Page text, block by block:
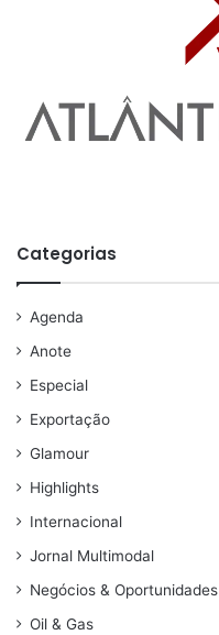
Categorias
Agenda
Anote
Especial
Exportação
Glamour
Highlights
Internacional
Jornal Multimodal
Negócios & Oportunidades
Oil & Gas